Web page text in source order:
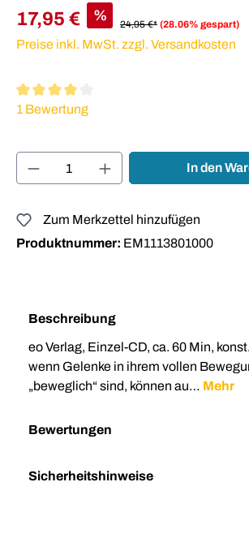
17,95 € %
24,95 €* (28.06% gespart)
Preise inkl. MwSt. zzgl. Versandkosten
Durchschnittliche Bewertung von 4 von 5
1 Bewertung
Produkt Anzahl: Gib den
In den
Zum Merkzettel hinzufügen
Produktnummer: EM1113801000
Beschreibung
eo Verlag, Einzel-CD, ca. 60 Min,
wenn Gelenke in ihrem vollen
„beweglich“ sind, können au… Mehr
Bewertungen
Sicherheitshinweise